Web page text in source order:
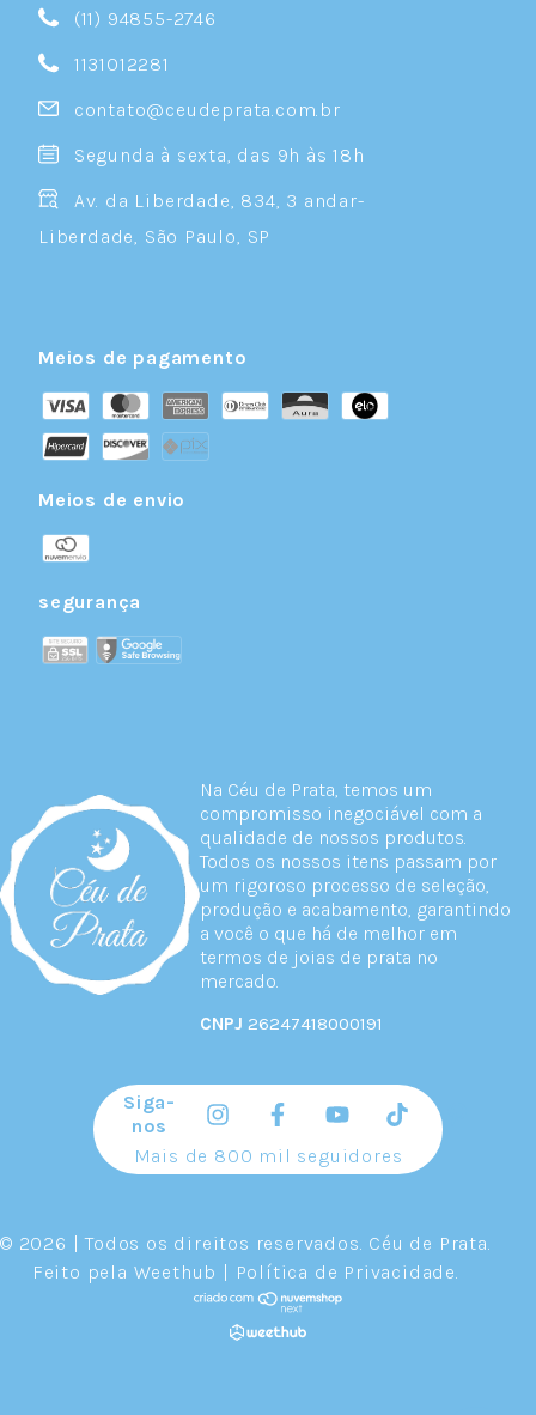
Na Céu de Prata, temos um
compromisso inegociável com a
qualidade de nossos produtos.
Todos os nossos itens passam por
um rigoroso processo de seleção,
produção e acabamento, garantindo
a você o que há de melhor em
termos de joias de prata no
mercado.
CNPJ 26247418000191
(11) 94855-2746
1131012281
contato@ceudeprata.com.br
Segunda à sexta, das 9h às 18h
Av. da Liberdade, 834, 3 andar-
Liberdade, São Paulo, SP
Meios de pagamento
Meios de envio
segurança
Siga-
nos
Mais de 800 mil seguidores
© 2026 | Todos os direitos reservados. Céu de Prata.
Feito pela Weethub | Política de Privacidade.